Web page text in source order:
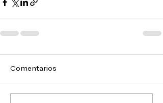
Comentarios